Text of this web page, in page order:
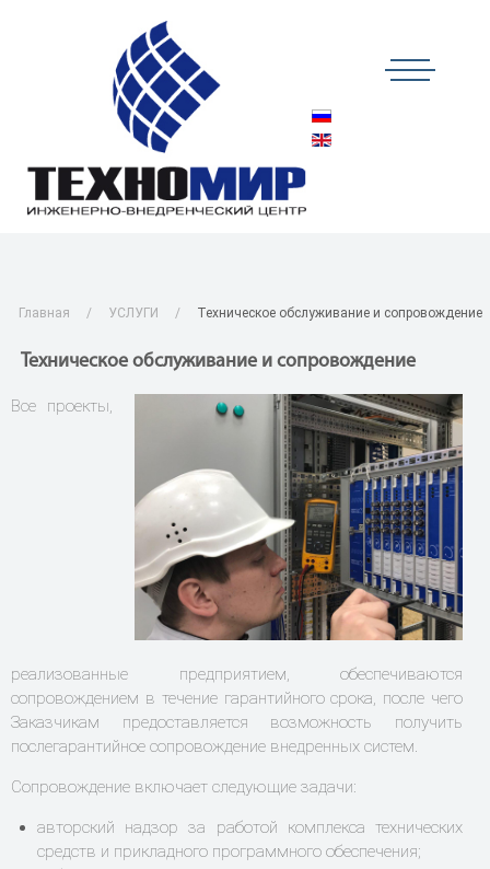
Главная УСЛУГИ Техническое обслуживание и сопровождение
Техническое обслуживание и сопровождение
Все проекты,
реализованные предприятием, обеспечиваются
сопровождением в течение гарантийного срока, после чего
Заказчикам предоставляется возможность получить
послегарантийное сопровождение внедренных систем.
Сопровождение включает следующие задачи:
авторский надзор за работой комплекса технических
средств и прикладного программного обеспечения;